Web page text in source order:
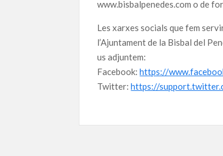
www.bisbalpenedes.com o de
Les xarxes socials que fem
l’Ajuntament de la Bisbal del
us adjuntem:
Facebook:https://
Twitter:https://